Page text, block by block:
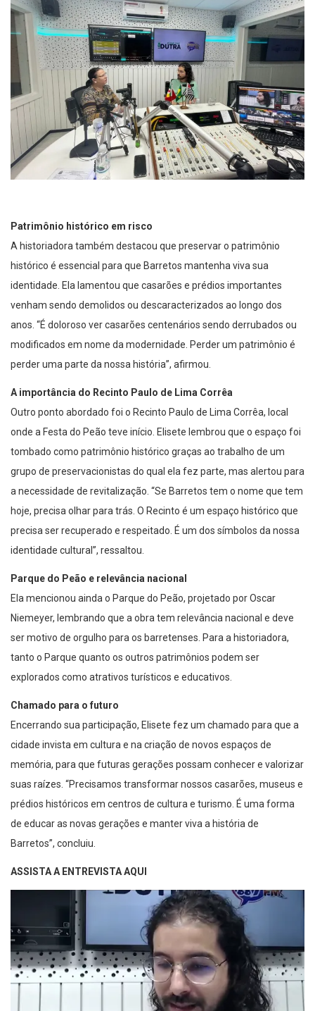
A historiadora também destacou que preservar o patrimônio
histórico é essencial para que Barretos mantenha viva sua
identidade. Ela lamentou que casarões e prédios importantes
venham sendo demolidos ou descaracterizados ao longo dos
anos. “É doloroso ver casarões centenários sendo derrubados ou
modificados em nome da modernidade. Perder um patrimônio é
perder uma parte da nossa história”, afirmou.
Outro ponto abordado foi o Recinto Paulo de Lima Corrêa, local
onde a Festa do Peão teve início. Elisete lembrou que o espaço foi
tombado como patrimônio histórico graças ao trabalho de um
grupo de preservacionistas do qual ela fez parte, mas alertou para
a necessidade de revitalização. “Se Barretos tem o nome que tem
hoje, precisa olhar para trás. O Recinto é um espaço histórico que
precisa ser recuperado e respeitado. É um dos símbolos da nossa
identidade cultural”, ressaltou.
Ela mencionou ainda o Parque do Peão, projetado por Oscar
Niemeyer, lembrando que a obra tem relevância nacional e deve
ser motivo de orgulho para os barretenses. Para a historiadora,
tanto o Parque quanto os outros patrimônios podem ser
explorados como atrativos turísticos e educativos.
Encerrando sua participação, Elisete fez um chamado para que a
cidade invista em cultura e na criação de novos espaços de
memória, para que futuras gerações possam conhecer e valorizar
suas raízes. “Precisamos transformar nossos casarões, museus e
prédios históricos em centros de cultura e turismo. É uma forma
de educar as novas gerações e manter viva a história de
Barretos”, concluiu.